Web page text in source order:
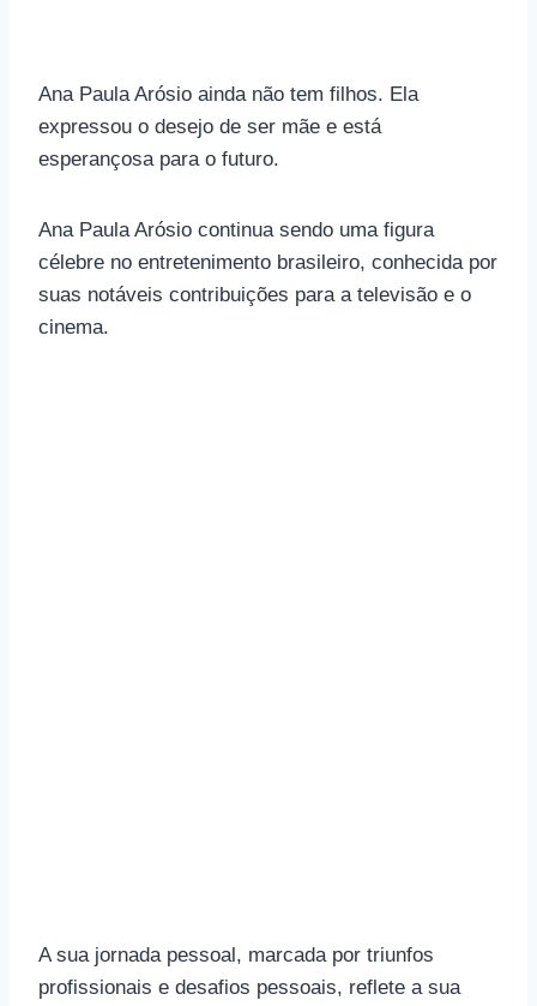
Ana Paula Arósio ainda não tem filhos. Ela
expressou o desejo de ser mãe e está
esperançosa para o futuro.
Ana Paula Arósio continua sendo uma figura
célebre no entretenimento brasileiro, conhecida por
suas notáveis ​​contribuições para a televisão e o
cinema.
A sua jornada pessoal, marcada por triunfos
profissionais e desafios pessoais, reflete a sua